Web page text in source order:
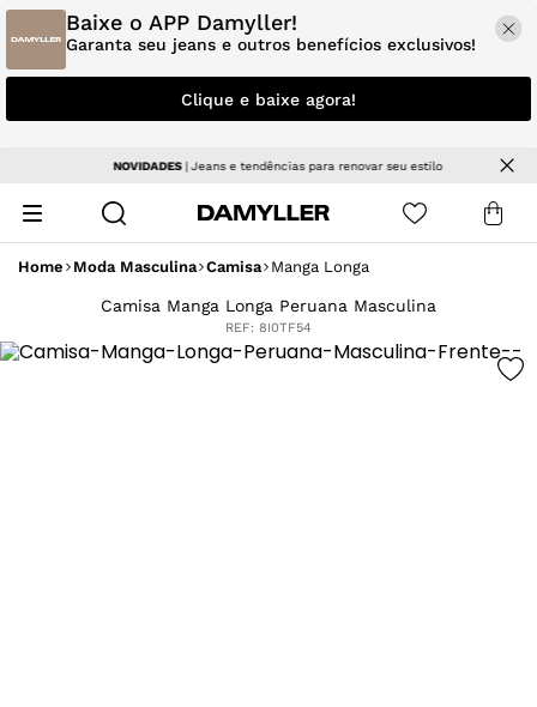
Baixe o APP Damyller!
Garanta seu jeans e outros benefícios exclusivos!
Clique e baixe agora!
NOVIDADES| Jeans e tendências para renovar seu estilo
Home Moda Masculina Camisa Manga Longa
Camisa Manga Longa Peruana Masculina
REF: 8I0TF54